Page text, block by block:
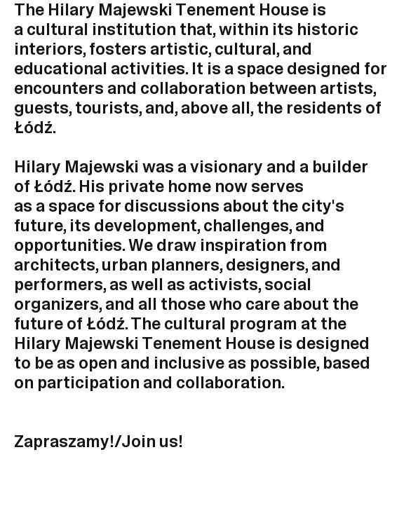
The Hilary Majewski Tenement House is
a cultural institution that, within its historic
interiors, fosters artistic, cultural, and
educational activities. It is a space designed for
encounters and collaboration between artists,
guests, tourists, and, above all, the residents of
Łódź.
Hilary Majewski was a visionary and a builder
of Łódź. His private home now serves
as a space for discussions about the city's
future, its development, challenges, and
opportunities. We draw inspiration from
architects, urban planners, designers, and
performers, as well as activists, social
organizers, and all those who care about the
future of Łódź. The cultural program at the
Hilary Majewski Tenement House is designed
to be as open and inclusive as possible, based
on participation and collaboration.
Zapraszamy!/Join us!